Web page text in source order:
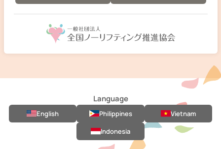
Language
English Philippines
Vietnam
Indonesia